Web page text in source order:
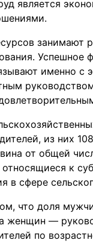
является
занимают
Успешное
именно
из них
от общей
к
в сфере
что доля
женщин —
по